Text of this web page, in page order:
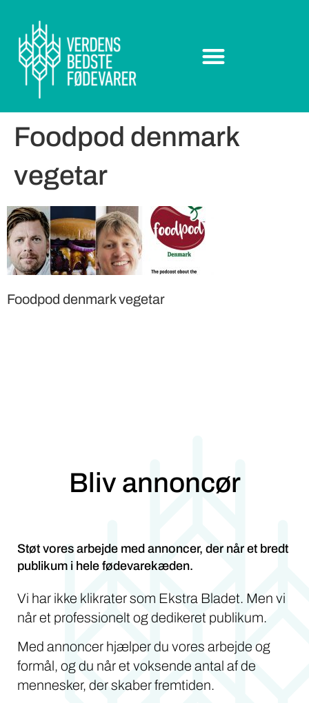
Foodpod denmark
vegetar
Foodpod denmark vegetar
Bliv annoncør
Støt vores arbejde med annoncer, der når et bredt
publikum i hele fødevarekæden.
Vi har ikke klikrater som Ekstra Bladet. Men vi
når et professionelt og dedikeret publikum.
Med annoncer hjælper du vores arbejde og
formål, og du når et voksende antal af de
mennesker, der skaber fremtiden.